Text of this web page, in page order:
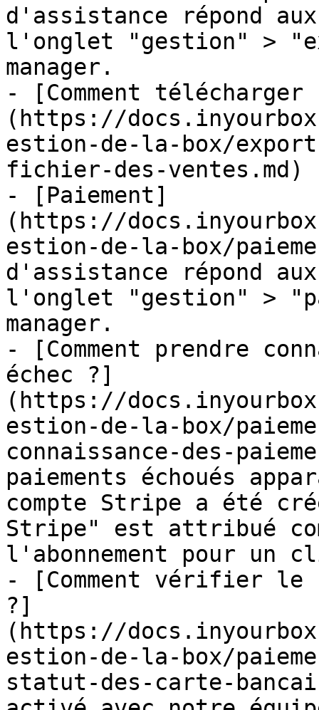
d'assistance répond
l'onglet "gestion" >
manager.
- [Comment
(https://
estion-de-la-box/
fichier-des-ventes.md)
- [Paiement]
(https://
estion-de-la-box/
d'assistance répond
l'onglet "gestion" >
manager.
- [Comment prendre
échec ?]
(https://
estion-de-la-box/
connaissance-des-
paiements échoués
compte Stripe a été
Stripe" est attribué
l'abonnement pour un
- [Comment vérifier le
?]
(https://
estion-de-la-box/
statut-des-carte-